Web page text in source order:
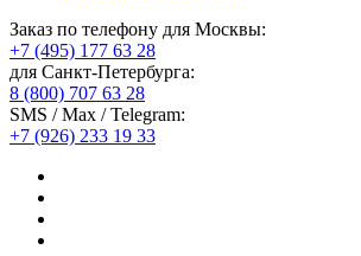
Заказ по телефону для Москвы:
+7 (495) 177 63 28
для Санкт-Петербурга:
8 (800) 707 63 28
SMS / Max / Telegram:
+7 (926) 233 19 33